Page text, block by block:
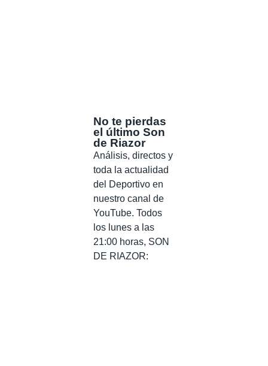
No te pierdas
el último Son
de Riazor
Análisis, directos y
toda la actualidad
del Deportivo en
nuestro canal de
YouTube. Todos
los lunes a las
21:00 horas, SON
DE RIAZOR: